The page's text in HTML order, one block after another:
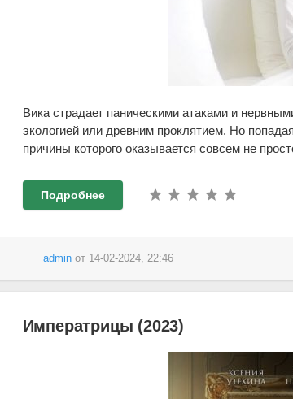
Вика страдает паническими атаками и
экологией или древним проклятием. Но
причины которого оказывается совсем не
Подробнее
adminот 14-02-2024, 22:46
Императрицы (2023)